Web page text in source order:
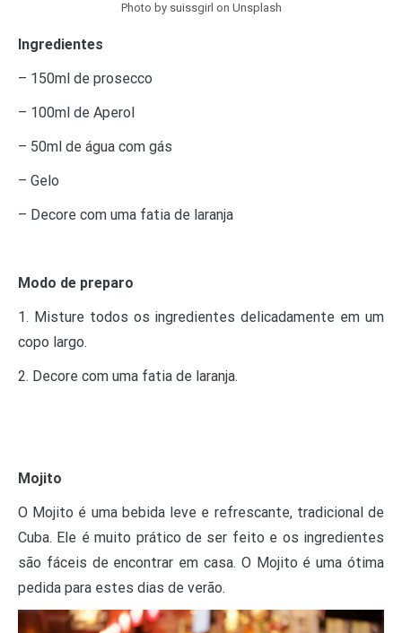
Photo by suissgirl on Unsplash
Ingredientes
– 150ml de prosecco
– 100ml de Aperol
– 50ml de água com gás
– Gelo
– Decore com uma fatia de laranja
Modo de preparo
1. Misture todos os ingredientes delicadamente em um
copo largo.
2. Decore com uma fatia de laranja.
Mojito
O Mojito é uma bebida leve e refrescante, tradicional de
Cuba. Ele é muito prático de ser feito e os ingredientes
são fáceis de encontrar em casa. O Mojito é uma ótima
pedida para estes dias de verão.